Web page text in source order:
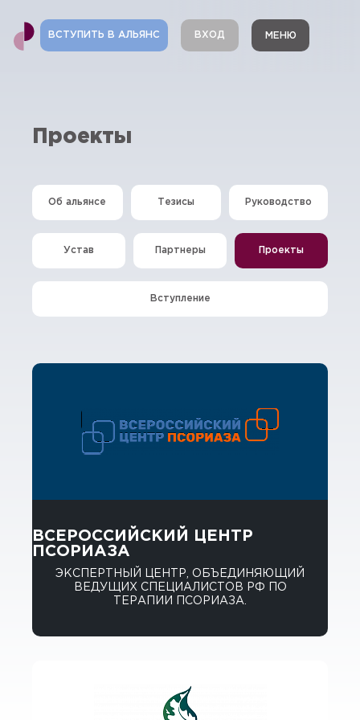
Проекты
Об альянсе Тезисы Руководство
Устав Партнеры Проекты
Вступление
ВСЕРОССИЙСКИЙ ЦЕНТР
ПСОРИАЗА
ЭКСПЕРТНЫЙ ЦЕНТР, ОБЪЕДИНЯЮЩИЙ
ВЕДУЩИХ СПЕЦИАЛИСТОВ РФ ПО
ТЕРАПИИ ПСОРИАЗА.
ВСТУПИТЬ В АЛЬЯНС ВХОД МЕНЮ